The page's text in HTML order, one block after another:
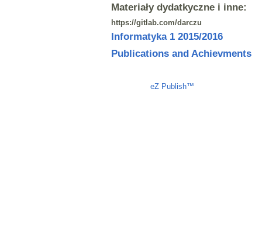
Materiały dydatkyczne i inne:
https://gitlab.com/darczu
Informatyka 1 2015/2016
Publications and Achievments
eZ Publish™